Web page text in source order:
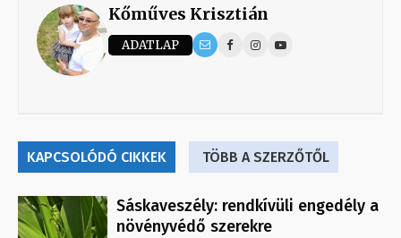
Kőműves Krisztián
ADATLAP
KAPCSOLÓDÓ CIKKEK TÖBB A SZERZŐTŐL
Sáskaveszély: rendkívüli engedély a
növényvédő szerekre